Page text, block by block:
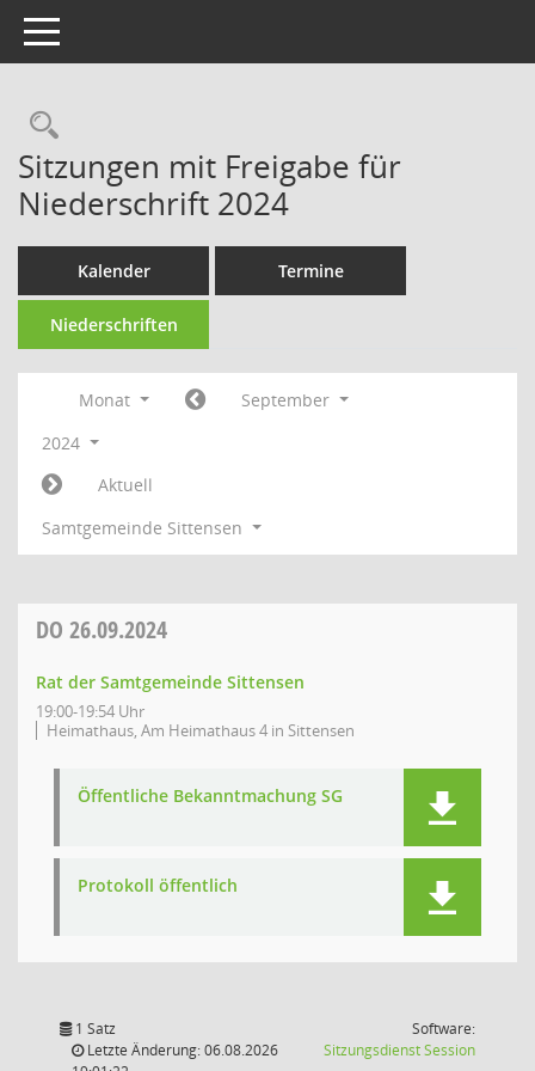
Toggle navigation
Rechercheauswahl
Sitzungen mit Freigabe für
Niederschrift 2024
Kalender Termine
Niederschriften
Monat
September
2024
Aktuell
Samtgemeinde Sittensen
DO 26.09.2024
Rat der Samtgemeinde Sittensen
19:00-19:54 Uhr
Heimathaus, Am Heimathaus 4 in Sittensen
Öffentliche Bekanntmachung SG
Protokoll öffentlich
1 Satz
Letzte Änderung: 06.08.2026
Software:
SitzungsdienstSession(Wird in